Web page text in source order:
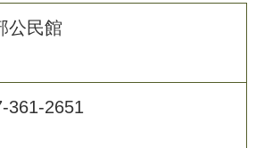
公民館
361-2651